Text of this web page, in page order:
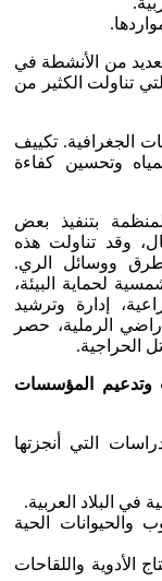
من الأنشطة في
تناولت الكثير من
الجغرافية. تكييف
وتحسين كفاءة
بتنفيذ بعض
وقد تناولت هذه
طرق ووسائل الري.
لحماية البيئة،
إدارة وترشيد
الرملية، حصر
الحراجية.
وتدعيم المؤسسات
التي أنجزتها
في البلاد العربية.
والحيوانات الحية
الأدوية واللقاحات